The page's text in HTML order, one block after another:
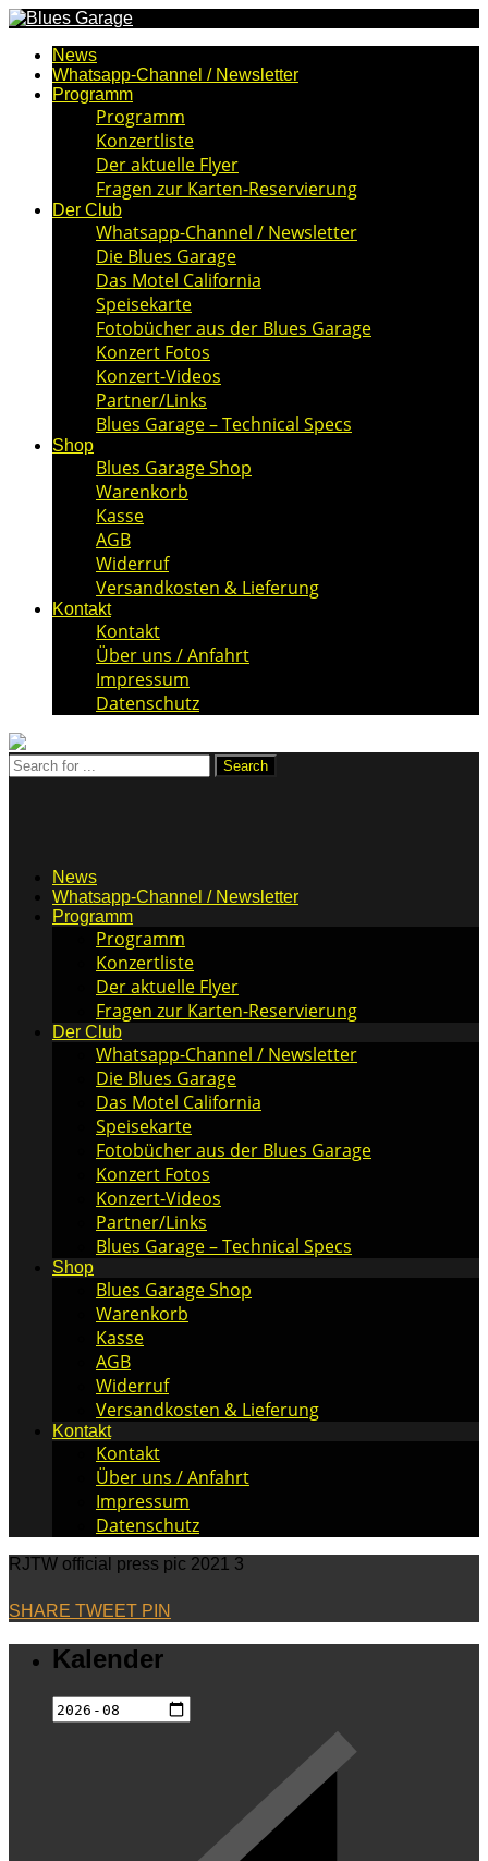
News
Whatsapp-Channel / Newsletter
Programm
Programm
Konzertliste
Der aktuelle Flyer
Fragen zur Karten-Reservierung
Der Club
Whatsapp-Channel / Newsletter
Die Blues Garage
Das Motel California
Speisekarte
Fotobücher aus der Blues Garage
Konzert Fotos
Konzert-Videos
Partner/Links
Blues Garage – Technical Specs
Shop
Blues Garage Shop
Warenkorb
Kasse
AGB
Widerruf
Versandkosten & Lieferung
Kontakt
Kontakt
Über uns / Anfahrt
Impressum
Datenschutz
News
Whatsapp-Channel / Newsletter
Programm
Programm
Konzertliste
Der aktuelle Flyer
Fragen zur Karten-Reservierung
Der Club
Whatsapp-Channel / Newsletter
Die Blues Garage
Das Motel California
Speisekarte
Fotobücher aus der Blues Garage
Konzert Fotos
Konzert-Videos
Partner/Links
Blues Garage – Technical Specs
Shop
Blues Garage Shop
Warenkorb
Kasse
AGB
Widerruf
Versandkosten & Lieferung
Kontakt
Kontakt
Über uns / Anfahrt
Impressum
Datenschutz
RJTW official press pic 2021 3
SHARE TWEET PIN
Kalender